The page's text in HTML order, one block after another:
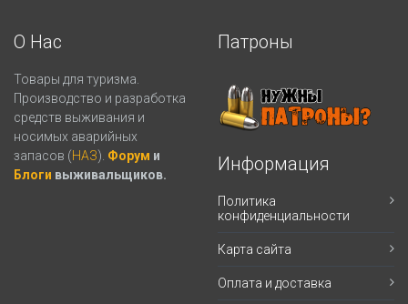
О Нас
Товары для туризма.
Производство и разработка
средств выживания и
носимых аварийных
запасов (НАЗ). Форум и
Блоги выживальщиков.
Патроны
Информация
Политика
конфиденциальности
Карта сайта
Оплата и доставка